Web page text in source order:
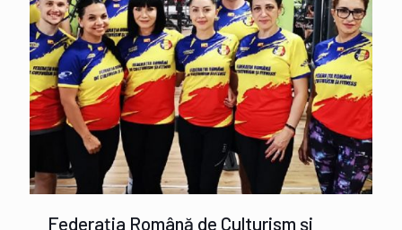
Federația Română de Culturism și